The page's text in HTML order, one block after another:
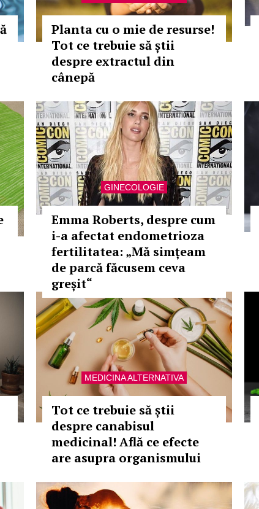
Planta cu o mie de resurse!
Tot ce trebuie să știi
despre extractul din
cânepă
GINECOLOGIE
Emma Roberts, despre cum
i-a afectat endometrioza
fertilitatea: „Mă simțeam
de parcă făcusem ceva
greșit“
MEDICINA ALTERNATIVA
Tot ce trebuie să știi
despre canabisul
medicinal! Află ce efecte
are asupra organismului